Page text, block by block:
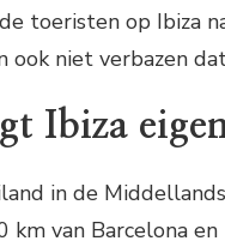
toeristen op Ibiza
ook niet verbazen
Ibiza
in de
km van Barcelona